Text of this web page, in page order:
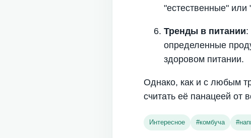
"естественные"
Тренды в питании:
определенные
здоровом питании.
Однако, как и с любым
считать её панацеей от
Интересное #комбуча #